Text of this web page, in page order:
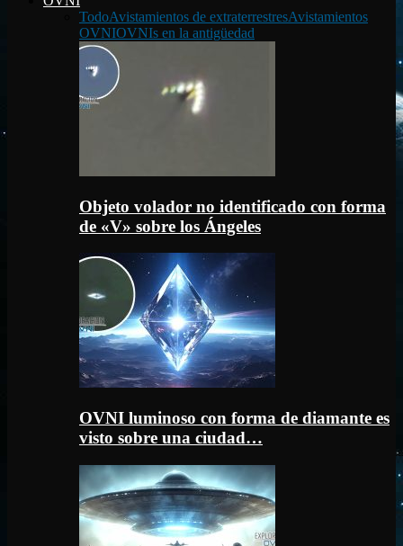
TodoAvistamientos de extraterrestresAvistamientos
OVNIOVNIs en la antigüedad
Objeto volador no identificado con forma
de «V» sobre los Ángeles
OVNI luminoso con forma de diamante es
visto sobre una ciudad…